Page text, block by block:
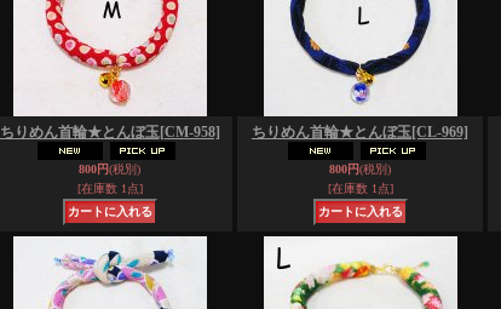
ちりめん首輪★とんぼ玉[CM-958]
800円(税別)
[在庫数 1点]
ちりめん首輪★とんぼ玉[CL-969]
800円(税別)
[在庫数 1点]